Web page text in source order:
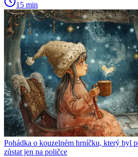
15 min
Pohádka o kouzelném hrníčku, který byl
zůstat jen na poličce